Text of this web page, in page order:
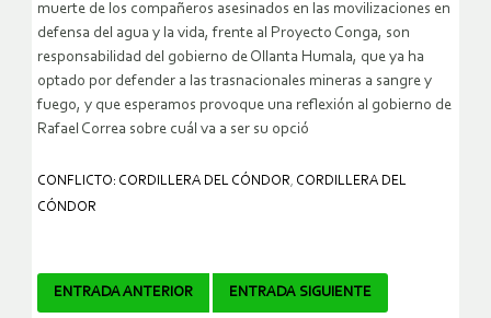
muerte de los compañeros asesinados en las movilizaciones en
defensa del agua y la vida, frente al Proyecto Conga, son
responsabilidad del gobierno de Ollanta Humala, que ya ha
optado por defender a las trasnacionales mineras a sangre y
fuego, y que esperamos provoque una reflexión al gobierno de
Rafael Correa sobre cuál va a ser su opció
CONFLICTO: CORDILLERA DEL CÓNDOR, CORDILLERA DEL
CÓNDOR
Navegador
ENTRADA ANTERIOR ENTRADA SIGUIENTE